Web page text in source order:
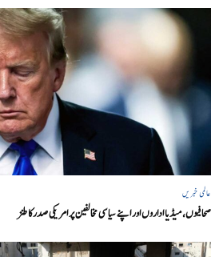
عالمی خبریں
صحافیوں، میڈیا اداروں اور اپنے سیاسی مخالفین پر امریکی صدرکا طنز